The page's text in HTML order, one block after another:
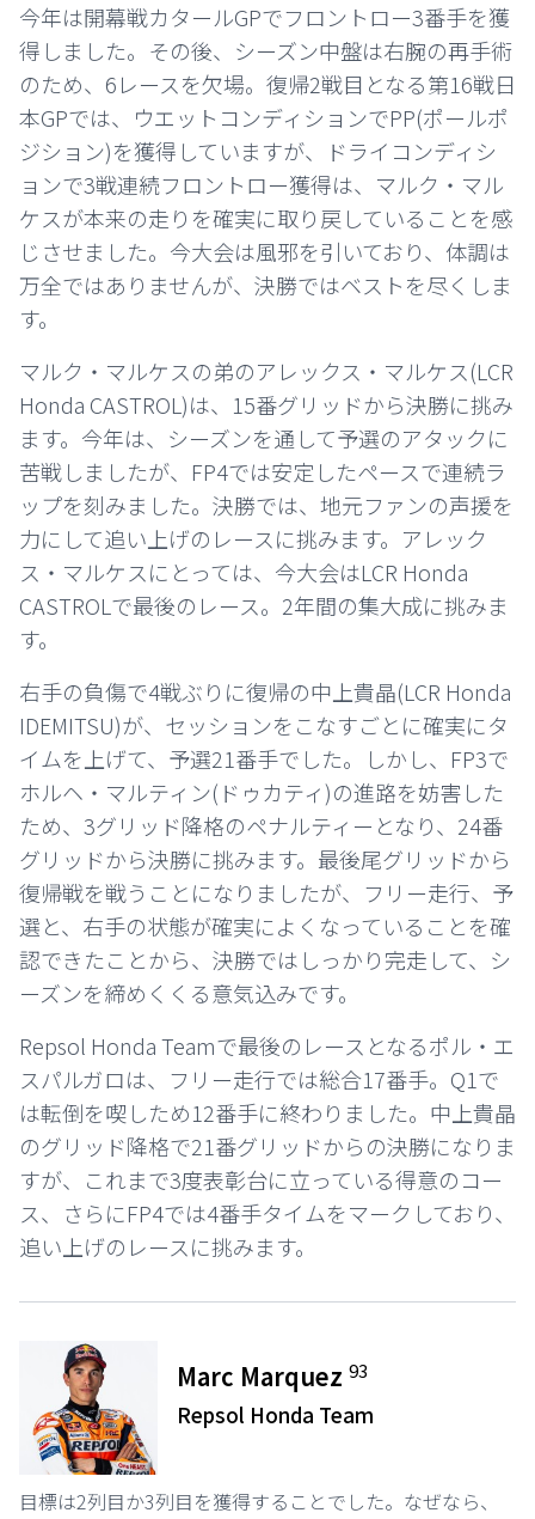
今年は開幕戦カタールGPでフロントロー3番手を獲
得しました。その後、シーズン中盤は右腕の再手術
のため、6レースを欠場。復帰2戦目となる第16戦日
本GPでは、ウエットコンディションでPP(ポールポ
ジション)を獲得していますが、ドライコンディシ
ョンで3戦連続フロントロー獲得は、マルク・マル
ケスが本来の走りを確実に取り戻していることを感
じさせました。今大会は風邪を引いており、体調は
万全ではありませんが、決勝ではベストを尽くしま
す。
マルク・マルケスの弟のアレックス・マルケス(LCR
Honda CASTROL)は、15番グリッドから決勝に挑み
ます。今年は、シーズンを通して予選のアタックに
苦戦しましたが、FP4では安定したペースで連続ラ
ップを刻みました。決勝では、地元ファンの声援を
力にして追い上げのレースに挑みます。アレック
ス・マルケスにとっては、今大会はLCR Honda
CASTROLで最後のレース。2年間の集大成に挑みま
す。
右手の負傷で4戦ぶりに復帰の中上貴晶(LCR Honda
IDEMITSU)が、セッションをこなすごとに確実にタ
イムを上げて、予選21番手でした。しかし、FP3で
ホルヘ・マルティン(ドゥカティ)の進路を妨害した
ため、3グリッド降格のペナルティーとなり、24番
グリッドから決勝に挑みます。最後尾グリッドから
復帰戦を戦うことになりましたが、フリー走行、予
選と、右手の状態が確実によくなっていることを確
認できたことから、決勝ではしっかり完走して、シ
ーズンを締めくくる意気込みです。
Repsol Honda Teamで最後のレースとなるポル・エ
スパルガロは、フリー走行では総合17番手。Q1で
は転倒を喫しため12番手に終わりました。中上貴晶
のグリッド降格で21番グリッドからの決勝になりま
すが、これまで3度表彰台に立っている得意のコー
ス、さらにFP4では4番手タイムをマークしており、
追い上げのレースに挑みます。
Marc Marquez93
Repsol Honda Team
目標は2列目か3列目を獲得することでした。なぜなら、